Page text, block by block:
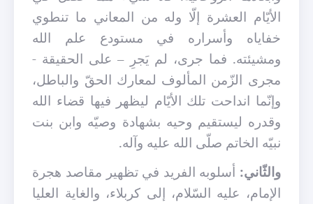
الأيّام العشرة إلّا وله من المعاني ما تنطوي
خفاياه وأسراره في مستودع علم الله
ومشيئته. فما جرى، لم يَجرِ – على الحقيقة -
مجرى الزّمن المألوف لمعارك الحقّ والباطل،
وإنّما انداحت تلك الأيّام ليظهر فيها قضاء الله
وقدره ليستقيم وحيه بشهادة وصيّه وابن بنت
نبيّه الخاتم صلّى الله عليه وآله.
والثّاني: أسلوبه الفريد في تظهير مقاصد هجرة
الإمام، عليه السّلام، إلى كربلاء، والغاية العليا